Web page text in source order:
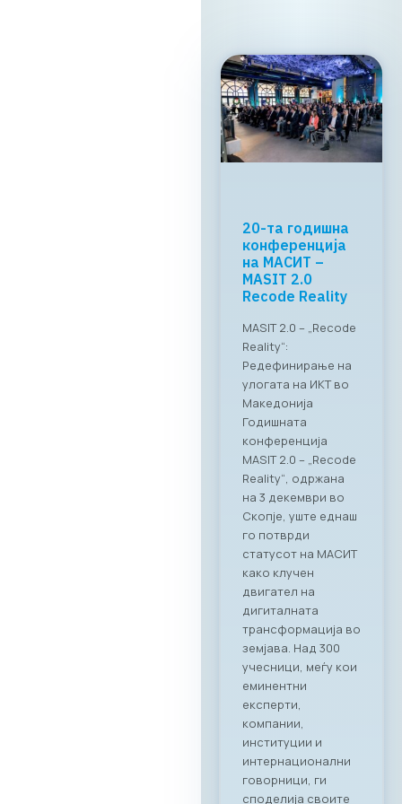
МАСИТ и
RAGUSA Group:
„CONNECT &
TASTE“
реализиран
„CONNECT & TASTE“:
Нови стандарди за
деловно
вмрежување на ИКТ
секторот Во
прекрасниот
амбиент на
ресторанот PARK by
RAGUSA,
Стопанската
комора за ИКТ –
МАСИТ, заедно со
својот патрон
партнер RAGUSA
GROUP, го
реализираа првиот
деловен бранч под
името „CONNECT &
TASTE“. Настанот
послужи како
платформа за
директно
поврзување на
лидерите од ИКТ
индустријата со